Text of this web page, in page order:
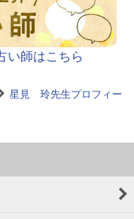
い師はこちら
星見 玲先生プロフィー